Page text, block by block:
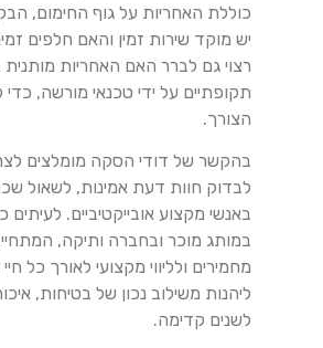
כוללת האחריות על גוף החימום, הבקרה
יש מוקד שירות זמין והאם חלפים זמינים
רצוי גם לברר האם האחריות מותנית בביצוע
תקופתיים על ידי טכנאי מורשה, כדי
בהקשר של דודי הסקה מומלצים לצרכים
לבדוק חוות דעת אמינות, לשאול שכנים
באנשי מקצוע אובייקטיביים. לעיתים כדאי
במותג מוכר ובחברה ותיקה, המתחייבת
מחמירים ולליווי מקצועי לאורך כל חיי
ליהנות משילוב נכון של בטיחות, איכות
לשנים קדימה.